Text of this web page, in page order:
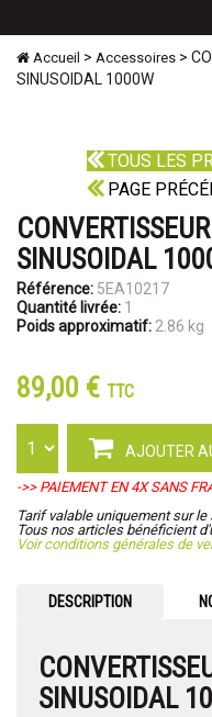
Accueil > Accessoires >
SINUSOIDAL 1000W
TOUS LES
PAGE
SINUSOIDAL
Référence: 5EA10217
Quantité livrée: 1
Poids approximatif: 2.86 kg
89,00 € TTC
AJOUTER
->> PAIEMENT EN 4X SANS
Tarif valable uniquement sur
Tous nos articles bénéficient
Voir conditions générales de
DESCRIPTION
SINUSOIDAL